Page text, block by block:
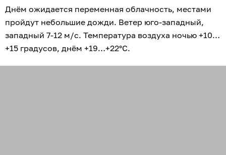
Днём ожидается переменная облачность, местами
пройдут небольшие дожди. Ветер юго-западный,
западный 7-12 м/с. Температура воздуха ночью +10…
+15 градусов, днём +19…+22°C.